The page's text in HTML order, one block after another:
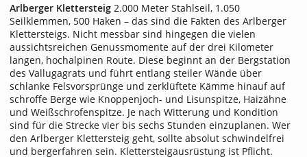
Arlberger Klettersteig 2.000 Meter Stahlseil, 1.050
Seilklemmen, 500 Haken – das sind die Fakten des Arlberger
Klettersteigs. Nicht messbar sind hingegen die vielen
aussichtsreichen Genussmomente auf der drei Kilometer
langen, hochalpinen Route. Diese beginnt an der Bergstation
des Vallugagrats und führt entlang steiler Wände über
schlanke Felsvorsprünge und zerklüftete Kämme hinauf auf
schroffe Berge wie Knoppenjoch- und Lisunspitze, Haizähne
und Weißschrofenspitze. Je nach Witterung und Kondition
sind für die Strecke vier bis sechs Stunden einzuplanen. Wer
den Arlberger Klettersteig geht, sollte absolut schwindelfrei
und bergerfahren sein. Klettersteigausrüstung ist Pflicht.